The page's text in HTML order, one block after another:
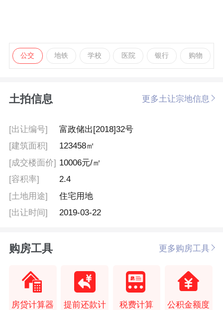
公交 地铁 学校 医院 银行 购物
土拍信息 更多土让宗地信息
[出让编号]
富政储出[2018]32号
[建筑面积]
123458㎡
[成交楼面价] 10006元/㎡
[容积率]
2.4
[土地用途]
住宅用地
[出让时间]
2019-03-22
购房工具 更多购房工具
房贷计算器 提前还款计 税费计算 公积金额度